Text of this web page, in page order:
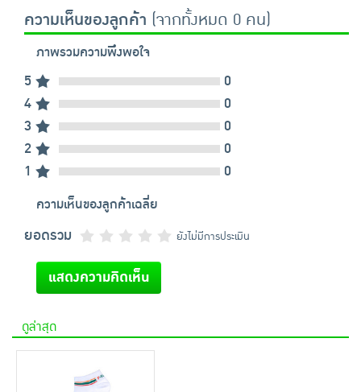
ความเห็นของลูกค้า (จากทั้งหมด 0 คน)
ภาพรวมความพึงพอใจ
5
0
4
0
3
0
2
0
1
0
ความเห็นของลูกค้าเฉลี่ย
ยอดรวม ยังไม่มีการประเมิน
แสดงความคิดเห็น
ดูล่าสุด